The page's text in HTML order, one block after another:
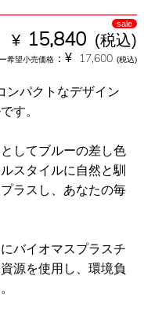
sale
¥ 15,840 (税込)
希望小売価格 ：¥ 17,600 (税込)
ンパクトなデザイン
す。
してブルーの差し色
スタイルに自然と馴
ラスし、あなたの毎
バイオマスプラスチ
源を使用し、環境負